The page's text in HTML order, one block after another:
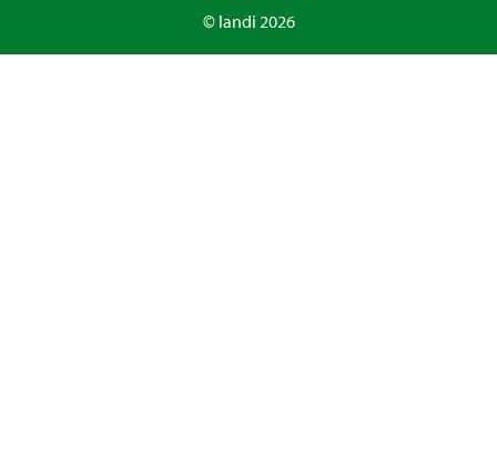
© landi 2026